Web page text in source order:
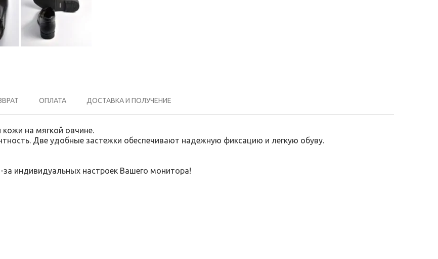
ОПЛАТА ДОСТАВКА И ПОЛУЧЕНИЕ
Две удобные застежки обеспечивают надежную фиксацию и легкую обуву.
за индивидуальных настроек Вашего монитора!